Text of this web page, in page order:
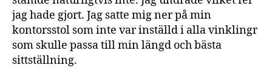
jag hade gjort. Jag satte mig ner på min
kontorsstol som inte var inställd i alla vinklingr
som skulle passa till min längd och bästa
sittställning.